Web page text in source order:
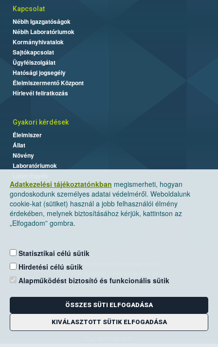
Adatkezelési tájékoztatónkban megismerheti, hogyan
gondoskodunk személyes adatai védelméről. Weboldalunk
cookie-kat (sütiket) használ a jobb felhasználói élmény
érdekében, melynek biztosításához kérjük, kattintson az
„Elfogadom” gombra.
Statisztikai célú sütik
Hirdetési célú sütik
Alapműködést biztosító és funkcionális sütik
ÖSSZES SÜTI ELFOGADÁSA
KIVÁLASZTOTT SÜTIK ELFOGADÁSA
Kapcsolat
Nébih Igazgatóságok
Nébih Laboratóriumok
Kormányhivatalok
Sajtókapcsolat
Ügyfélszolgálat
Hatósági jogsegély
Élelmiszermentő Központ
Hírlevél feliratkozás
Gyakori kérdések
Élelmiszer
Állat
Növény
Laboratóriumok
Nemzeti Élelmiszerlánc-biztonsági Hivatal
Levelezési cím: 1525 Budapest. Pf. 30.
E-mail:ugyfelszolgalat@nebih.gov.hu
Zöld szám: 06-80/263-244
Telefon: 06-1/ 336-9000